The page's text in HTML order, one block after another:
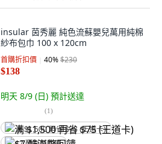
insular 茵秀麗 純色流蘇嬰兒萬用純棉
紗布包巾 100 x 120cm
首購折扣價 40%$230
$138
明天 8/9 (日) 預計送達
(1)
满 $1,500 再省 $75 (王道卡)